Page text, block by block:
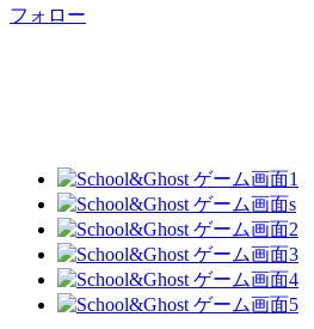
フォロー